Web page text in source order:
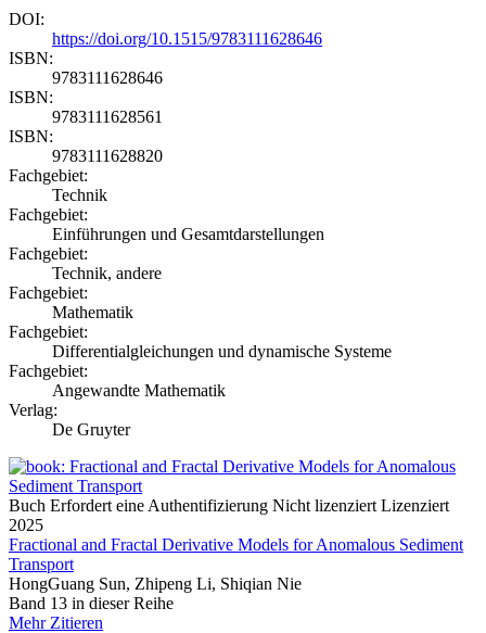
DOI:
https://doi.org/10.1515/9783111628646
ISBN:
9783111628646
ISBN:
9783111628561
ISBN:
9783111628820
Fachgebiet:
Technik
Fachgebiet:
Einführungen und Gesamtdarstellungen
Fachgebiet:
Technik, andere
Fachgebiet:
Mathematik
Fachgebiet:
Differentialgleichungen und dynamische Systeme
Fachgebiet:
Angewandte Mathematik
Verlag:
De Gruyter
Buch Erfordert eine Authentifizierung Nicht lizenziert Lizenziert
2025
Fractional and Fractal Derivative Models for Anomalous Sediment
Transport
HongGuang Sun, Zhipeng Li, Shiqian Nie
Band 13 in dieser Reihe
Mehr Zitieren